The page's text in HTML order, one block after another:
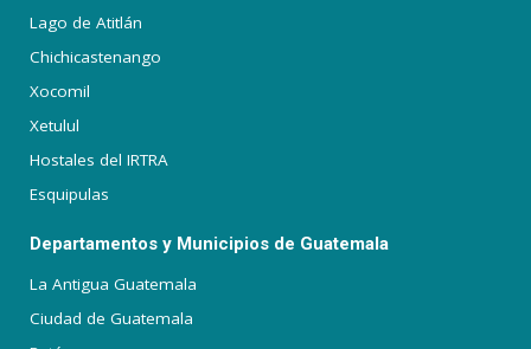
Lago de Atitlán
Chichicastenango
Xocomil
Xetulul
Hostales del IRTRA
Esquipulas
Departamentos y Municipios de Guatemala
La Antigua Guatemala
Ciudad de Guatemala